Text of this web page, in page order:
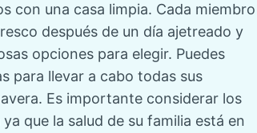
con una casa limpia. Cada miembro
después de un día ajetreado y
opciones para elegir. Puedes
para llevar a cabo todas sus
Es importante considerar los
ya que la salud de su familia está en